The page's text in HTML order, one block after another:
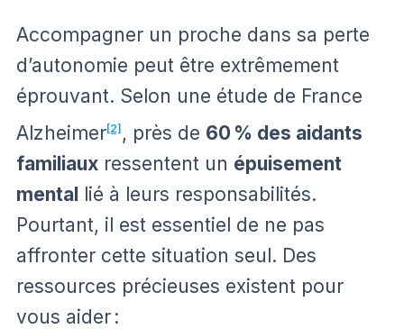
Accompagner un proche dans sa perte
d’autonomie peut être extrêmement
éprouvant. Selon une étude de France
Alzheimer[2] , près de 60 % des aidants
familiaux ressentent un épuisement
mental lié à leurs responsabilités.
Pourtant, il est essentiel de ne pas
affronter cette situation seul. Des
ressources précieuses existent pour
vous aider :